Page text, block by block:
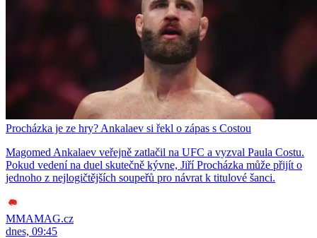
Procházka je ze hry? Ankalaev si řekl o zápas s Costou
Magomed Ankalaev veřejně zatlačil na UFC a vyzval Paula Costu.
Pokud vedení na duel skutečně kývne, Jiří Procházka může přijít o
jednoho z nejlogičtějších soupeřů pro návrat k titulové šanci.
MMAMAG.cz
dnes, 09:45